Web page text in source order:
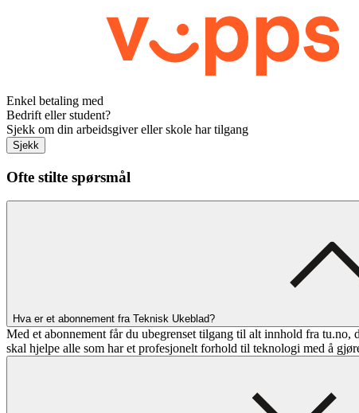
Enkel betaling med
Bedrift eller student?
Sjekk om din arbeidsgiver eller skole har tilgang
Sjekk
Ofte stilte spørsmål
Hva er et abonnement fra Teknisk Ukeblad?
Med et abonnement får du ubegrenset tilgang til alt innhold fra
skal hjelpe alle som har et profesjonelt forhold til teknologi med å